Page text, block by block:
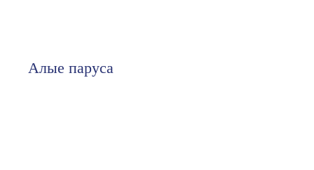
Алые паруса